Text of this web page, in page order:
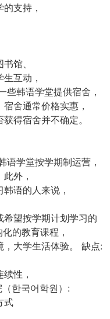
支持，
馆、
互动，
些韩语学堂提供宿舍，
舍通常价格实惠，
得宿舍并不确定。
语学堂按学期制运营，
外，
语的人来说，
望按学期计划学习的
的教育课程，
大学生活体验。 缺点:
性，
한국어학원）:
式